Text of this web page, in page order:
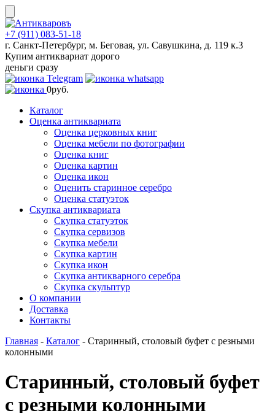
Skip
to
content
+7 (911) 083-51-18
г. Санкт-Петербург, м. Беговая, ул. Савушкина, д. 119 к.3
Купим антиквариат дорого
деньги сразу
0руб.
Каталог
Оценка антиквариата
Оценка церковных книг
Оценка мебели по фотографии
Оценка книг
Оценка картин
Оценка икон
Оценить старинное серебро
Оценка статуэток
Скупка антиквариата
Скупка статуэток
Скупка сервизов
Скупка мебели
Скупка картин
Скупка икон
Скупка антикварного серебра
Скупка скульптур
О компании
Доставка
Контакты
Главная - Каталог - Старинный, столовый буфет с резными
колонными
Старинный, столовый буфет
с резными колонными